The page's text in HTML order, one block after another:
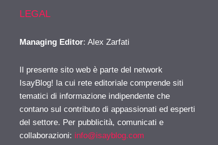
LEGAL
Managing Editor: Alex Zarfati
Il presente sito web è parte del network
IsayBlog! la cui rete editoriale comprende siti
tematici di informazione indipendente che
contano sul contributo di appassionati ed esperti
del settore. Per pubblicità, comunicati e
collaborazioni: info@isayblog.com